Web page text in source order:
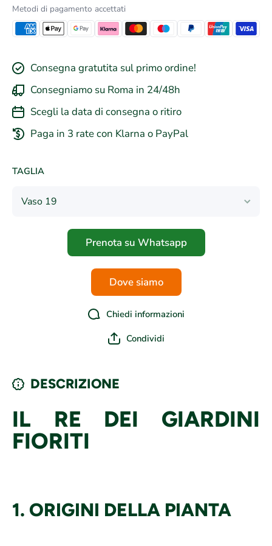
Metodi di pagamento accettati
Consegna gratutita sul primo ordine!
Consegniamo su Roma in 24/48h
Scegli la data di consegna o ritiro
Paga in 3 rate con Klarna o PayPal
TAGLIA
Prenota su Whatsapp
Dove siamo
Chiedi informazioni
Condividi
DESCRIZIONE
IL RE DEI GIARDINI
FIORITI
1. ORIGINI DELLA PIANTA